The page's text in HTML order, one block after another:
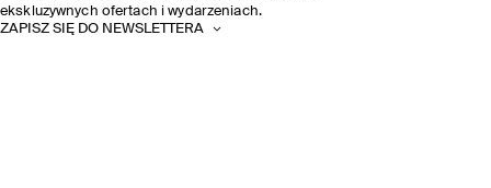
ekskluzywnych ofertach i wydarzeniach.
ZAPISZ SIĘ DO NEWSLETTERA